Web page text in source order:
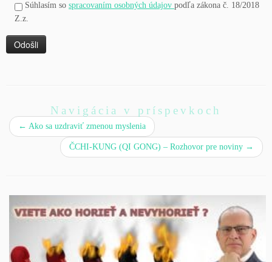
Súhlasím so spracovaním osobných údajov podľa zákona č. 18/2018
Z.z.
Navigácia v príspevkoch
← Ako sa uzdraviť zmenou myslenia
ČCHI-KUNG (QI GONG) – Rozhovor pre noviny →